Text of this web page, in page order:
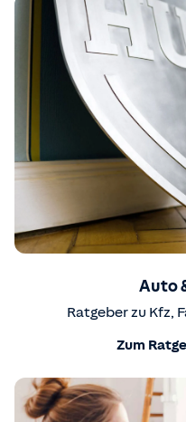
Auto
Ratgeber zu Kfz,
Zum